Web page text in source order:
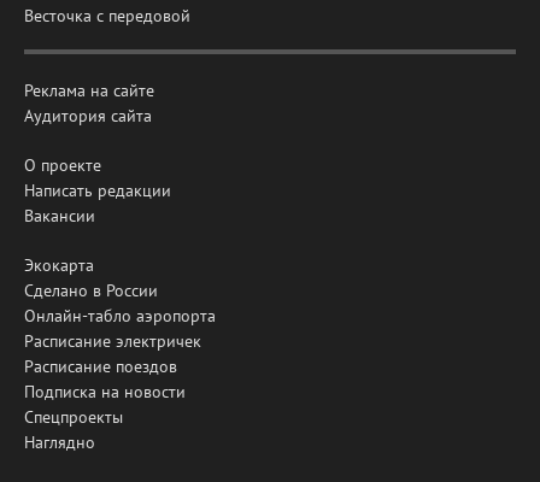
Весточка с передовой
Реклама на сайте
Аудитория сайта
О проекте
Написать редакции
Вакансии
Экокарта
Сделано в России
Онлайн-табло аэропорта
Расписание электричек
Расписание поездов
Подписка на новости
Спецпроекты
Наглядно